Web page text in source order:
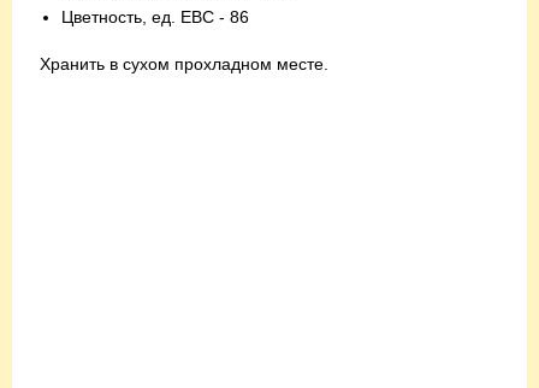
Цветность, ед. EBC - 86
Хранить в сухом прохладном месте.